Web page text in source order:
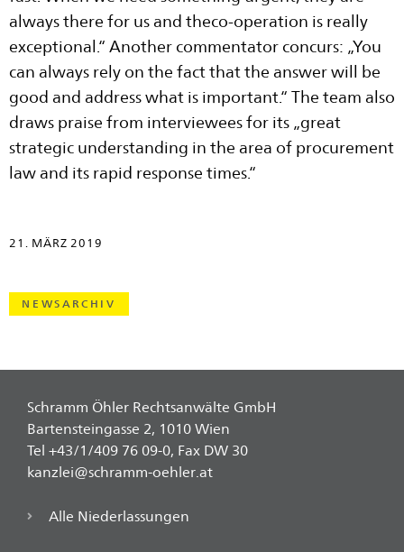
always there for us and theco-operation is really
exceptional.“ Another commentator concurs: „You
can always rely on the fact that the answer will be
good and address what is important.“ The team also
draws praise from interviewees for its „great
strategic understanding in the area of procurement
law and its rapid response times.“
21. MÄRZ 2019
NEWSARCHIV
Schramm Öhler Rechtsanwälte GmbH
Bartensteingasse 2, 1010 Wien
Tel +43/1/409 76 09-0, Fax DW 30
kanzlei@schramm-oehler.at
Alle Niederlassungen